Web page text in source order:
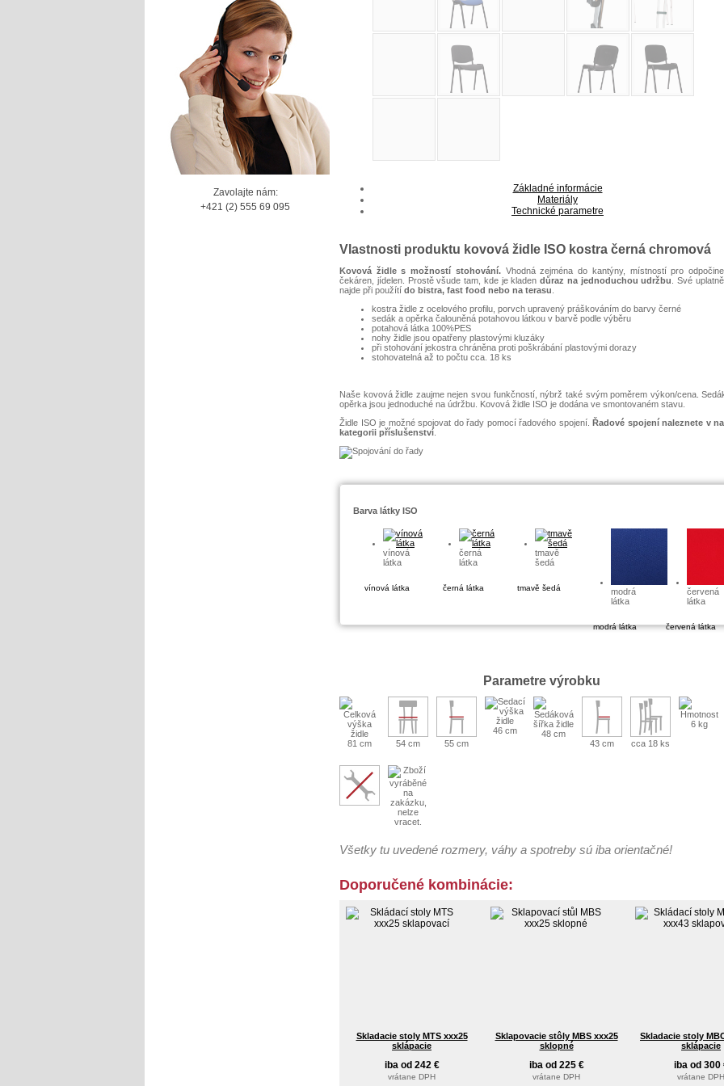
Zavolajte nám:
+421 (2) 555 69 095
Základné informácie
Materiály
Technické parametre
Vlastnosti produktu kovová židle ISO kostra černá chromová
Kovová židle s možností stohování.Vhodná zejména do kantýny, místností pro
čekáren, jídelen. Prostě všude tam, kde je kladendůraz na jednoduchou udržbu
. Své
najde při použítí do bistra, fast food nebo na terasu
kostra židle z ocelového profilu, porvch upravený práškováním do barvy černé
sedák a opěrka čalouněná potahovou látkou v barvě podle výběru
potahová látka 100%PES
nohy židle jsou opatřeny plastovými kluzáky
při stohování jekostra chráněna proti poškrábání plastovými dorazy
stohovatelná až to počtu cca. 18 ks
Naše kovová židle zaujme nejen svou funkčností, nýbrž také svým poměrem výkon/cena.
opěrka jsou jednoduché na údržbu. Kovová židle ISO je dodána ve smontovaném stavu.
Židle ISO je možné spojovat do řady pomocí řadového spojení. Řadové spojení naleznete v
kategorii příslušenství
Barva látky ISO
vínová
látka
vínová látka
černá
látka
černá látka
tmavě
šedá
tmavě šedá
modrá
látka
modrá látka
červená
látka
červená látka
Parametre výrobku
81 cm 54 cm 55 cm
46 cm
48 cm
43 cm
cca 18 ks
6 kg
Všetky tu uvedené rozmery, váhy a spotreby sú iba orientačné!
Doporučené kombinácie:
Skladacie stoly MTS xxx25
sklápacie
iba od 242 €
vrátane DPH
Sklapovacie stôly MBS xxx25
sklopné
iba od 225 €
vrátane DPH
Skladacie stoly
sklápacie
iba od 300
vrátane DPH